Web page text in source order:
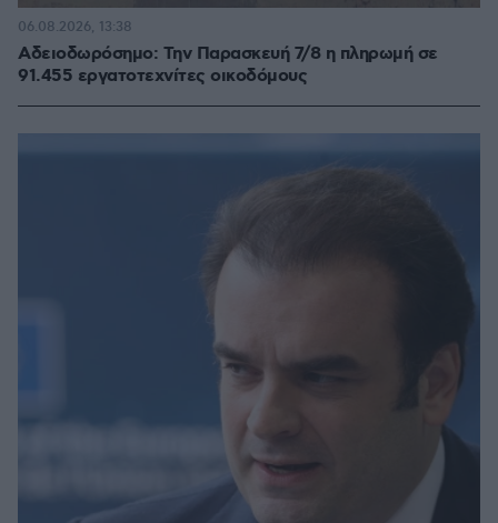
Αδειοδωρόσημο: Την Παρασκευή 7/8 η πληρωμή σε
91.455 εργατοτεχνίτες οικοδόμους
06.08.2026, 13:38